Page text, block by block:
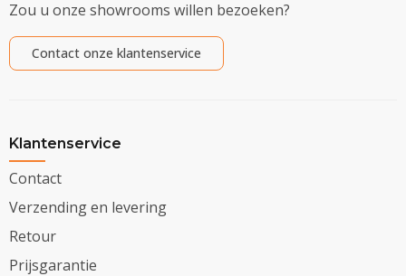
Zou u onze showrooms willen bezoeken?
Contact onze klantenservice
Klantenservice
Contact
Verzending en levering
Retour
Prijsgarantie